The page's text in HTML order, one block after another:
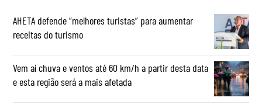
AHETA defende “melhores turistas” para aumentar
receitas do turismo
Vem aí chuva e ventos até 60 km/h a partir desta data
e esta região será a mais afetada